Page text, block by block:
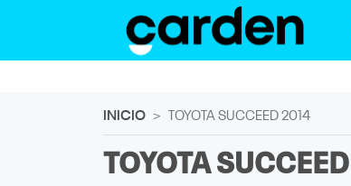
INICIO TOYOTA SUCCEED 2014
TOYOTA